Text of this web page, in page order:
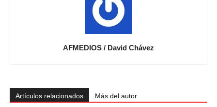
AFMEDIOS / David Chávez
Artículos relacionados Más del autor